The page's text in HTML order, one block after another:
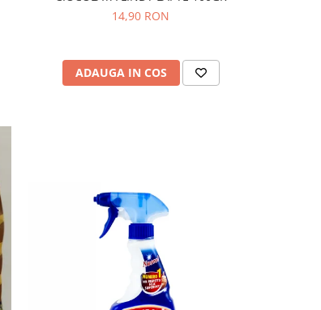
14,90 RON
ADAUGA IN COS